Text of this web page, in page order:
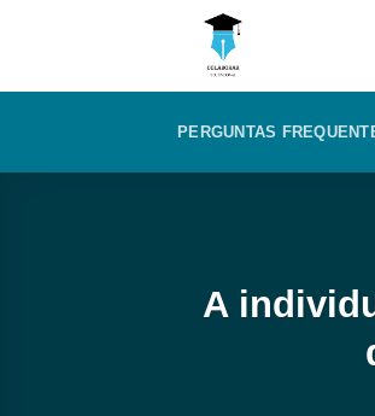
PERGUNTAS
A